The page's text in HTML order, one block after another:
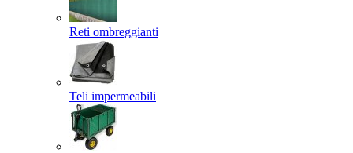
Reti ombreggianti
Teli impermeabili